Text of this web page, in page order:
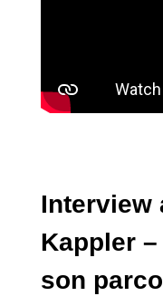
Interview
Kappler –
son